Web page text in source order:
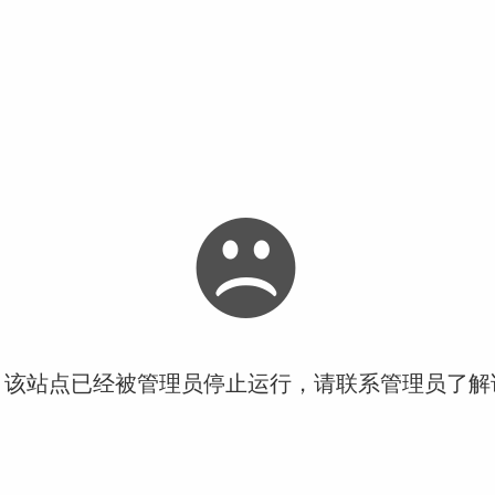
站点已经被管理员停止运行，请联系管理员了